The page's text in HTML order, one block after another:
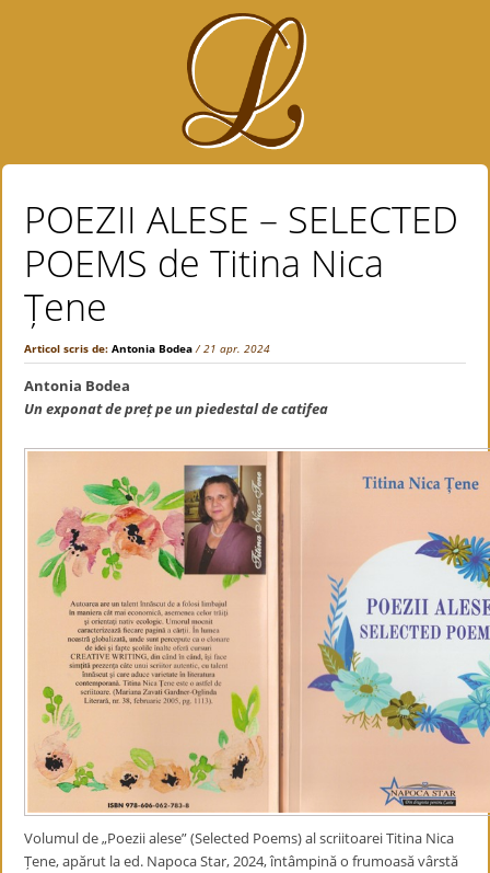
POEZII ALESE – SELECTED
POEMS de Titina Nica
Țene
Articol scris de:Antonia Bodea / 21 apr. 2024
Antonia Bodea
Un exponat de preț pe un piedestal de catifea
Volumul de „Poezii alese” (Selected Poems) al scriitoarei Titina Nica
Țene, apărut la ed. Napoca Star, 2024, întâmpină o frumoasă vârstă